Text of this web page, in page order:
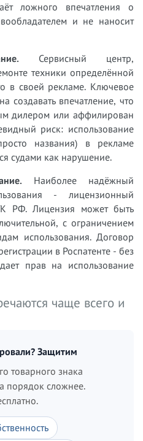
ложного впечатления о
и не наносит
Сервисный центр,
техники определённой
в своей рекламе. Ключевое
создавать впечатление, что
дилером или аффилирован
риск: использование
названия) в рекламе
судами как нарушение.
Наиболее надёжный
- лицензионный
РФ. Лицензия может быть
с ограничением
использования. Договор
в Роспатенте - без
прав на использование
чаще всего и
Защитим
товарного знака
порядок сложнее.